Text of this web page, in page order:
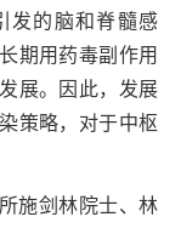
发的脑和脊髓感
期用药毒副作用
展。因此，发展
策略，对于中枢
施剑林院士、林